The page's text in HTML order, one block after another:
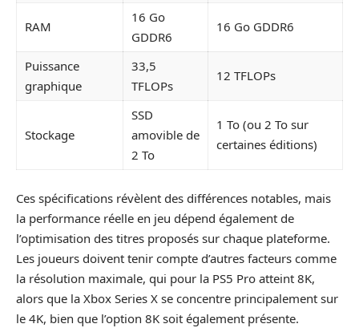
RAM
16 Go
GDDR6
16 Go GDDR6
Puissance
graphique
33,5
TFLOPs
12 TFLOPs
Stockage
SSD
amovible de
2 To
1 To (ou 2 To sur
certaines éditions)
Ces spécifications révèlent des différences notables, mais
la performance réelle en jeu dépend également de
l’optimisation des titres proposés sur chaque plateforme.
Les joueurs doivent tenir compte d’autres facteurs comme
la résolution maximale, qui pour la PS5 Pro atteint 8K,
alors que la Xbox Series X se concentre principalement sur
le 4K, bien que l’option 8K soit également présente.